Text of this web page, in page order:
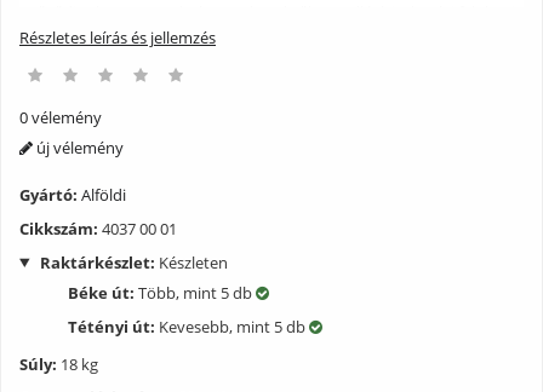
síkot képezzenek, mert az 1 mm-nél nagyobb egyenetlenségesetén a
okozhatja. Ezért az egyenetlenségeket ki kell egyenlíteni! A gyártási
technológiából és az üvegszerű mázfelületből következően
szanitertermékeink nem károsodnak hőingadozás hatására,
éghetetlenek, statikusan terhelhetők, nem deformálódnak, nem
háztartásban használatos egyéb tisztítószerek káros hatásainak. Nagy
töménységű savak, lúgok alkalmazása termékeink tisztításakor nem
ajánlott, mivel azok rendszeres használat esetén megbontják a
kell a kemény fémek karcoló hatásától (tehát pl. fémszemcse tartalmú
súrolószer alkalmazását nem javasoljuk). Az üvegszerű mázfelület és a
törékeny, ezért óvni kell a hirtelen mechanikai hatásoktól, ütésektől,
Részletes leírás és jellemzés
0 vélemény
új vélemény
Gyártó: Alföldi
Cikkszám: 4037 00 01
Raktárkészlet: Készleten
Béke út: Több, mint 5 db
Tétényi út: Kevesebb, mint 5 db
Súly: 18 kg